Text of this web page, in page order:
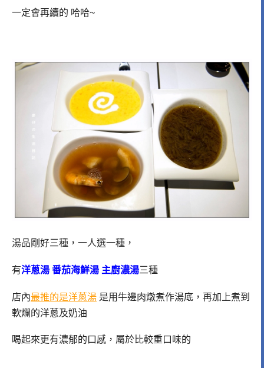
一定會再續的 哈哈~
湯品剛好三種，一人選一種，
有洋蔥湯 番茄海鮮湯 主廚濃湯三種
店內最推的是洋蔥湯 是用牛邊肉燉煮作湯底，再加上煮到
軟爛的洋蔥及奶油
喝起來更有濃郁的口感，屬於比較重口味的